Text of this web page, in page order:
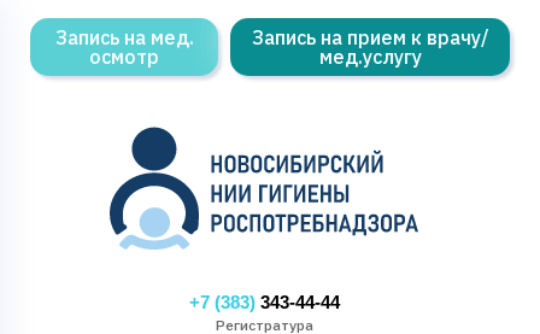
Запись на мед.
осмотр
Запись на прием к врачу/
мед.услугу
+7 (383)343-44-44
Регистратура